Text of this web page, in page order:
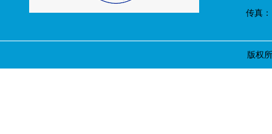
传真：
版权